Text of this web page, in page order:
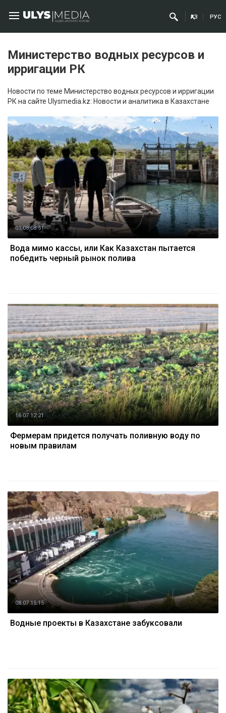
ҚАЗ РУС
Министерство водных ресурсов и
ирригации РК
Новости по теме Министерство водных ресурсов и ирригации
РК на сайте Ulysmedia.kz: Новости и аналитика в Казахстане
03.08 08:51
Вода мимо кассы, или Как Казахстан пытается
победить черный рынок полива
16.07 12:21
Фермерам придется получать поливную воду по
новым правилам
08.07 15:15
Водные проекты в Казахстане забуксовали